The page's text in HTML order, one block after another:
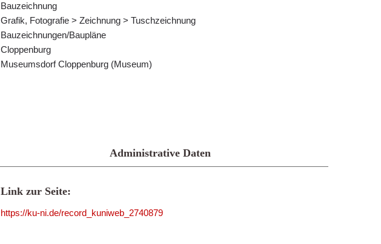
Bauzeichnung
Grafik, Fotografie > Zeichnung > Tuschzeichnung
Bauzeichnungen/Baupläne
Cloppenburg
Museumsdorf Cloppenburg (Museum)
Administrative Daten
Link zur Seite:
https://ku-ni.de/record_kuniweb_2740879